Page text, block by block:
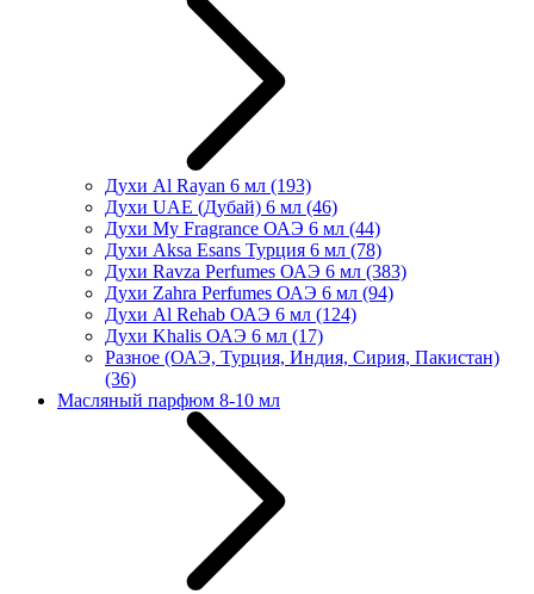
Духи Al Rayan 6 мл (193)
Духи UAE (Дубай) 6 мл (46)
Духи My Fragrance ОАЭ 6 мл (44)
Духи Aksa Esans Турция 6 мл (78)
Духи Ravza Perfumes ОАЭ 6 мл (383)
Духи Zahra Perfumes ОАЭ 6 мл (94)
Духи Al Rehab ОАЭ 6 мл (124)
Духи Khalis ОАЭ 6 мл (17)
Разное (ОАЭ, Турция, Индия, Сирия, Пакистан)
(36)
Масляный парфюм 8-10 мл